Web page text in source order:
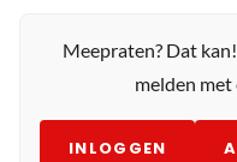
Meepraten? Dat
melden
INLOGGEN